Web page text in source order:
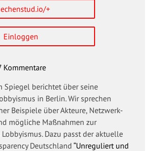
+
Einloggen
Kommentare
Spiegel berichtet über seine
in Berlin. Wir sprechen
Beispiele über Akteure, Netzwerk-
mögliche Maßnahmen zur
Dazu passt der aktuelle
Deutschland“Unreguliert und